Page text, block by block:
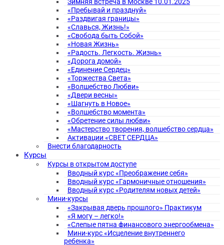
«Пребывай и празднуй»
«Раздвигая границы»
«Славься, Жизнь!»
«Свобода быть Собой»
«Новая Жизнь»
«Радость. Легкость. Жизнь»
«Дорога домой»
«Единение Сердец»
«Торжества Света»
«Волшебство Любви»
«Двери весны»
«Шагнуть в Новое»
«Волшебство момента»
«Обретение силы любви»
«Мастерство творения, волшебство сердца»
Активации «СВЕТ СЕРДЦА»
Внести благодарность
Курсы
Курсы в открытом доступе
Вводный курс «Преображение себя»
Вводный курс «Гармоничные отношения»
Вводный курс «Родителям новых детей»
Мини-курсы
«Закрывая дверь прошлого» Практикум
«Я могу – легко!»
«Слепые пятна финансового энергообмена»
Мини-курс «Исцеление внутреннего
ребенка»